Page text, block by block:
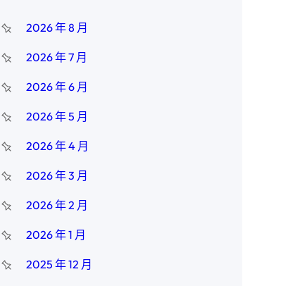
2026 年 8 月
2026 年 7 月
2026 年 6 月
2026 年 5 月
2026 年 4 月
2026 年 3 月
2026 年 2 月
2026 年 1 月
2025 年 12 月